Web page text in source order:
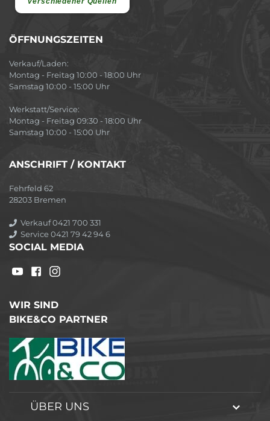
ÖFFNUNGSZEITEN
Verkauf/Laden:
Montag - Freitag 10:00 - 18:00 Uhr
Samstag 10:00 - 15:00 Uhr
Werkstatt/Service:
Montag - Freitag 09:30 - 18:00 Uhr
Samstag 10:00 - 15:00 Uhr
ANSCHRIFT / KONTAKT
Fehrfeld 62
28203 Bremen
Verkauf 0421 700 331
Service 0421 79 42 94 6
SOCIAL MEDIA
WIR SIND
BIKE&CO PARTNER
ÜBER UNS